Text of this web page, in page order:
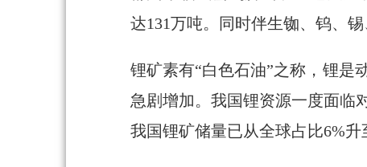
达131万吨。同时伴生铷、钨、
锂矿素有“白色石油”之称，锂是
急剧增加。我国锂资源一度面临
我国锂矿储量已从全球占比6%升